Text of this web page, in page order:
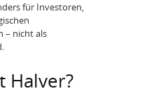
für Investoren,
– nicht als
Halver?